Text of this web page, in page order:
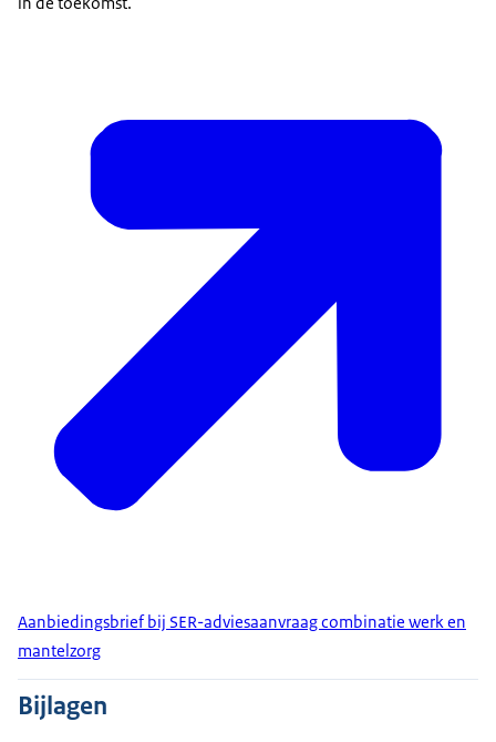
Aanbiedingsbrief bij SER-adviesaanvraag combinatie werk en
mantelzorg
Bijlagen